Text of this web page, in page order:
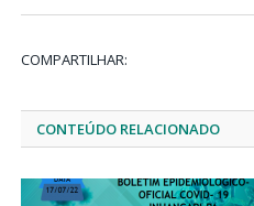
COMPARTILHAR:
CONTEÚDO RELACIONADO